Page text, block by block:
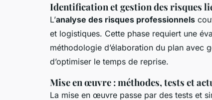
Identification et gestion des risques
L’analyse des risques professionnels
et logistiques. Cette phase requiert une
méthodologie d’élaboration du plan avec
d’optimiser le temps de reprise.
Mise en œuvre : méthodes, tests et
La mise en œuvre passe par des tests et